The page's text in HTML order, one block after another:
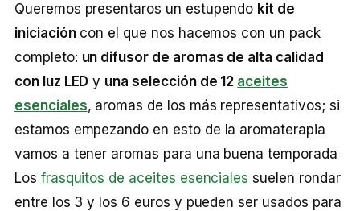
Queremos presentaros un estupendo kit de
iniciacióncon el que nos hacemos con un pack
completo: un difusor de aromas de alta calidad
con luz LED y una selección de 12 aceites
esenciales, aromas de los más representativos; si
estamos empezando en esto de la aromaterapia
vamos a tener aromas para una buena temporada
Los frasquitos de aceites esenciales suelen rondar
entre los 3 y los 6 euros y pueden ser usados para